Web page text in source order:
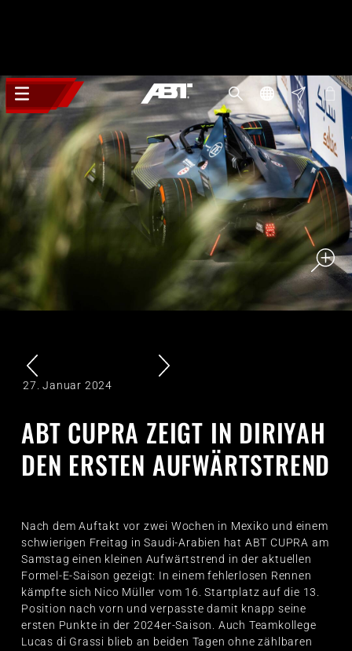
27. Januar 2024
ABT CUPRA ZEIGT IN DIRIYAH
DEN ERSTEN AUFWÄRTSTREND
Nach dem Auftakt vor zwei Wochen in Mexiko und einem
schwierigen Freitag in Saudi-Arabien hat ABT CUPRA am
Samstag einen kleinen Aufwärtstrend in der aktuellen
Formel-E-Saison gezeigt: In einem fehlerlosen Rennen
kämpfte sich Nico Müller vom 16. Startplatz auf die 13.
Position nach vorn und verpasste damit knapp seine
ersten Punkte in der 2024er-Saison. Auch Teamkollege
Lucas di Grassi blieb an beiden Tagen ohne zählbaren